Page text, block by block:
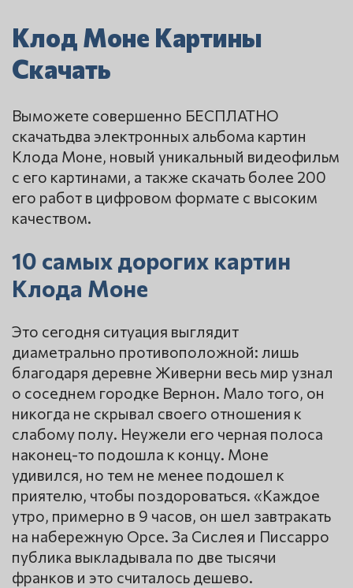
Клод Моне Картины
Скачать
Выможете совершенно БЕСПЛАТНО
скачатьдва электронных альбома картин
Клода Моне, новый уникальный видеофильм
с его картинами, а также скачать более 200
его работ в цифровом формате с высоким
качеством.
10 самых дорогих картин
Клода Моне
Это сегодня ситуация выглядит
диаметрально противоположной: лишь
благодаря деревне Живерни весь мир узнал
о соседнем городке Вернон. Мало того, он
никогда не скрывал своего отношения к
слабому полу. Неужели его черная полоса
наконец-то подошла к концу. Моне
удивился, но тем не менее подошел к
приятелю, чтобы поздороваться. «Каждое
утро, примерно в 9 часов, он шел завтракать
на набережную Орсе. За Сислея и Писсарро
публика выкладывала по две тысячи
франков и это считалось дешево.